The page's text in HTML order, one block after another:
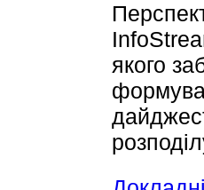
якого